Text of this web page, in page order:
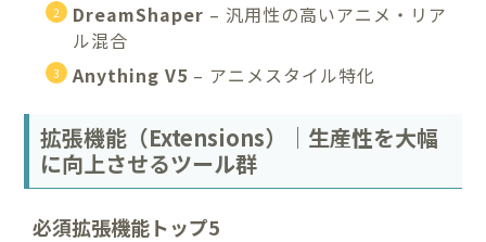
DreamShaper – 汎用性の高いアニメ・リア
ル混合
Anything V5 – アニメスタイル特化
拡張機能（Extensions）｜生産性を大幅
に向上させるツール群
必須拡張機能トップ5